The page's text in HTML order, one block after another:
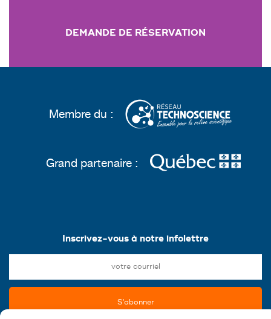
DEMANDE DE RÉSERVATION
Membre du :
Grand partenaire :
Inscrivez-vous à notre infolettre